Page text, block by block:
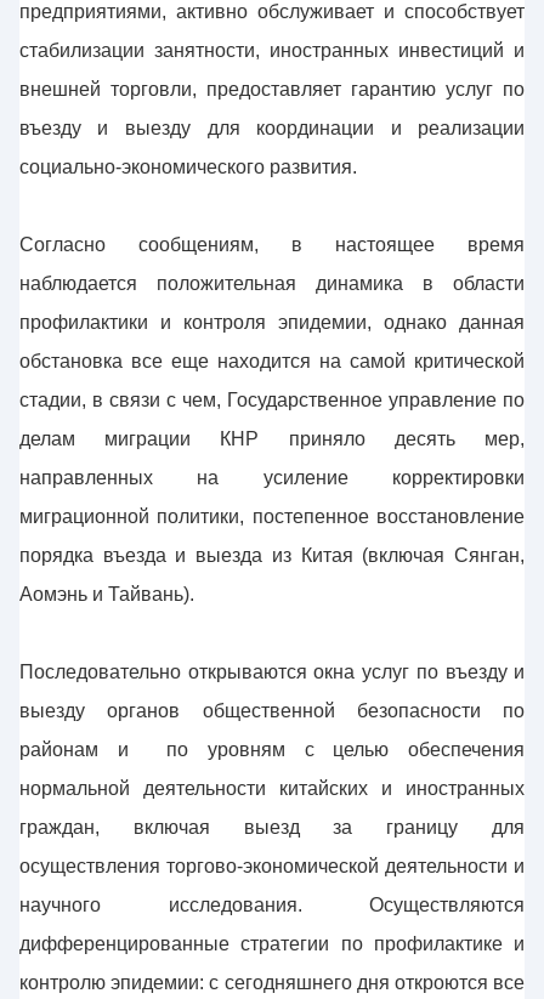
предприятиями, активно обслуживает и способствует
стабилизации занятности, иностранных инвестиций и
внешней торговли, предоставляет гарантию услуг по
въезду и выезду для координации и реализации
социально-экономического развития.
Согласно сообщениям, в настоящее время
наблюдается положительная динамика в области
профилактики и контроля эпидемии, однако данная
обстановка все еще находится на самой критической
стадии, в связи с чем, Государственное управление по
делам миграции КНР приняло десять мер,
направленных на усиление корректировки
миграционной политики, постепенное восстановление
порядка въезда и выезда из Китая (включая Сянган,
Аомэнь и Тайвань).
Последовательно открываются окна услуг по въезду и
выезду органов общественной безопасности по
районам и по уровням с целью обеспечения
нормальной деятельности китайских и иностранных
граждан, включая выезд за границу для
осуществления торгово-экономической деятельности и
научного исследования. Осуществляются
дифференцированные стратегии по профилактике и
контролю эпидемии: с сегодняшнего дня откроются все